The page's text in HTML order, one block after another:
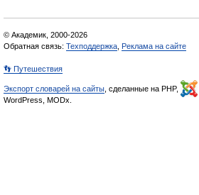
© Академик, 2000-2026
Обратная связь: Техподдержка Реклама на сайте
👣 Путешествия
Экспорт словарей на сайты , сделанные на PHP,
WordPress, MODx.